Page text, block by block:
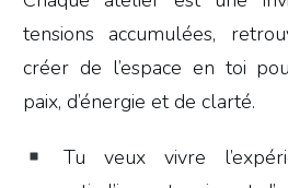
tensions accumulées,
créer de l’espace en toi
paix, d’énergie et de clarté.
Tu veux vivre